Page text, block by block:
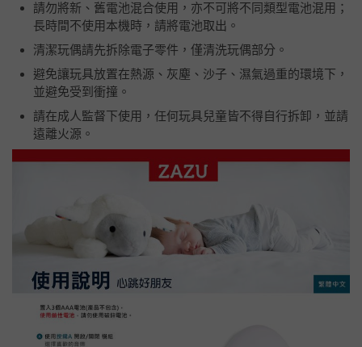
請勿將新、舊電池混合使用，亦不可將不同類型電池混用；
長時間不使用本機時，請將電池取出。
清潔玩偶請先拆除電子零件，僅清洗玩偶部分。
避免讓玩具放置在熱源、灰塵、沙子、濕氣過重的環境下，
並避免受到衝撞。
請在成人監督下使用，任何玩具兒童皆不得自行拆卸，並請
遠離火源。